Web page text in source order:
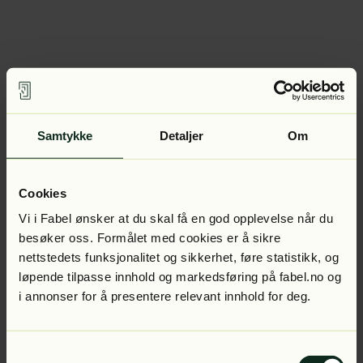
Samtykke Detaljer Om
Cookies
Vi i Fabel ønsker at du skal få en god opplevelse når du
besøker oss. Formålet med cookies er å sikre
nettstedets funksjonalitet og sikkerhet, føre statistikk, og
løpende tilpasse innhold og markedsføring på fabel.no og
i annonser for å presentere relevant innhold for deg.